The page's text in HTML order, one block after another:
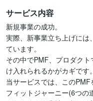
サービス内容
新規事業の成功。
実際、新事業立ち上げに
ています。
その中でPMF、プロダク
け入れられるかがカギです。
当サービスでは、このPMF
フィットジャーニー(6つの